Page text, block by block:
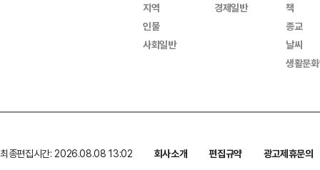
지역
인물
사회일반
경제일반
책
종교
날씨
생활문
최종편집시간: 2026.08.08 13:02 회사소개 편집규약
광고제휴문의